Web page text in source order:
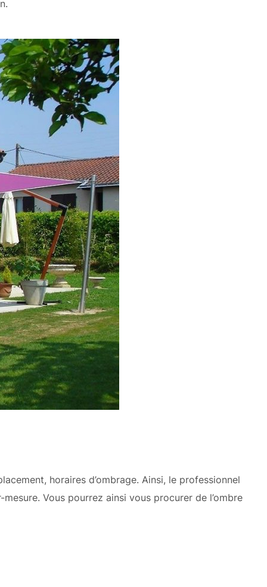
horaires d’ombrage. Ainsi, le professionnel
Vous pourrez ainsi vous procurer de l’ombre